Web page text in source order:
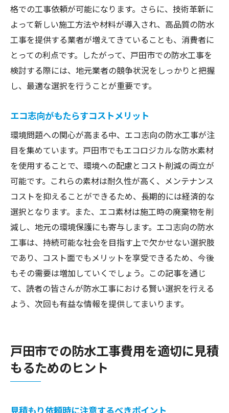
格での工事依頼が可能になります。さらに、技術革新に
よって新しい施工方法や材料が導入され、高品質の防水
工事を提供する業者が増えてきていることも、消費者に
とっての利点です。したがって、戸田市での防水工事を
検討する際には、地元業者の競争状況をしっかりと把握
し、最適な選択を行うことが重要です。
エコ志向がもたらすコストメリット
環境問題への関心が高まる中、エコ志向の防水工事が注
目を集めています。戸田市でもエコロジカルな防水素材
を使用することで、環境への配慮とコスト削減の両立が
可能です。これらの素材は耐久性が高く、メンテナンス
コストを抑えることができるため、長期的には経済的な
選択となります。また、エコ素材は施工時の廃棄物を削
減し、地元の環境保護にも寄与します。エコ志向の防水
工事は、持続可能な社会を目指す上で欠かせない選択肢
であり、コスト面でもメリットを享受できるため、今後
もその需要は増加していくでしょう。この記事を通じ
て、読者の皆さんが防水工事における賢い選択を行える
よう、次回も有益な情報を提供してまいります。
戸田市での防水工事費用を適切に見積
もるためのヒント
見積もり依頼時に注意するべきポイント